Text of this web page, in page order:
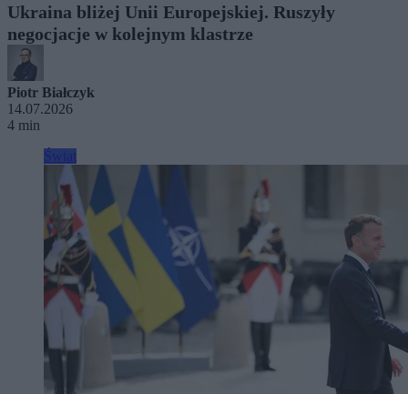
Ukraina bliżej Unii Europejskiej. Ruszyły
negocjacje w kolejnym klastrze
Piotr Białczyk
14.07.2026
4 min